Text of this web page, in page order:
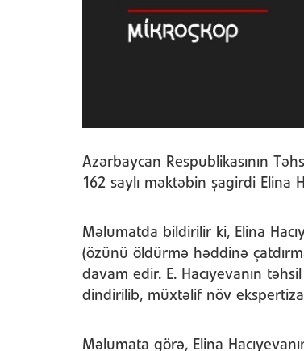
Azərbaycan Respublikasının
162 saylı məktəbin şagirdi Elina
Məlumatda bildirilir ki, Elina
(özünü öldürmə həddinə
davam edir. E. Hacıyevanın
dindirilib, müxtəlif növ
Məlumata görə, Elina